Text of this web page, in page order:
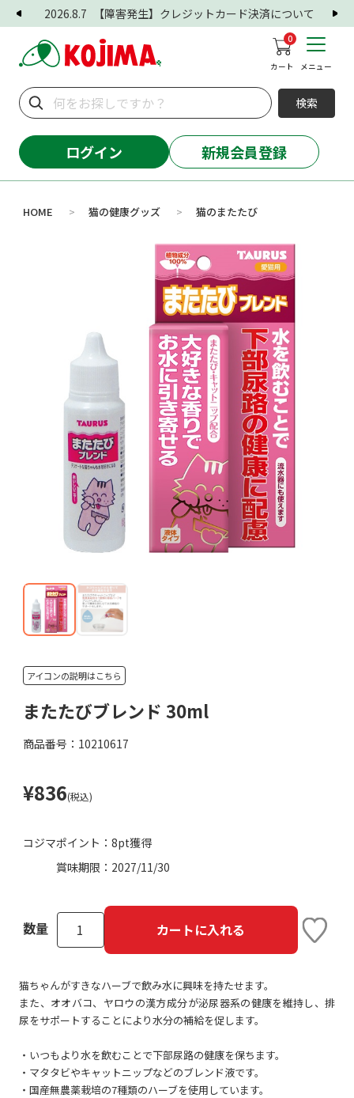
2026.8.7 【障害発生】クレジットカード決済について
0
カート メニュー
検索
ログイン 新規会員登録
HOME > 猫の健康グッズ > 猫のまたたび
アイコンの説明はこちら
またたびブレンド 30ml
商品番号：10210617
¥836(税込)
コジマポイント： 8pt獲得
賞味期限： 2027/11/30
数量 カートに入れる
猫ちゃんがすきなハーブで飲み水に興味を持たせます。
また、オオバコ、ヤロウの漢方成分が泌尿器系の健康を維持し、排
尿をサポートすることにより水分の補給を促します。
・いつもより水を飲むことで下部尿路の健康を保ちます。
・マタタビやキャットニップなどのブレンド液です。
・国産無農薬栽培の7種類のハーブを使用しています。